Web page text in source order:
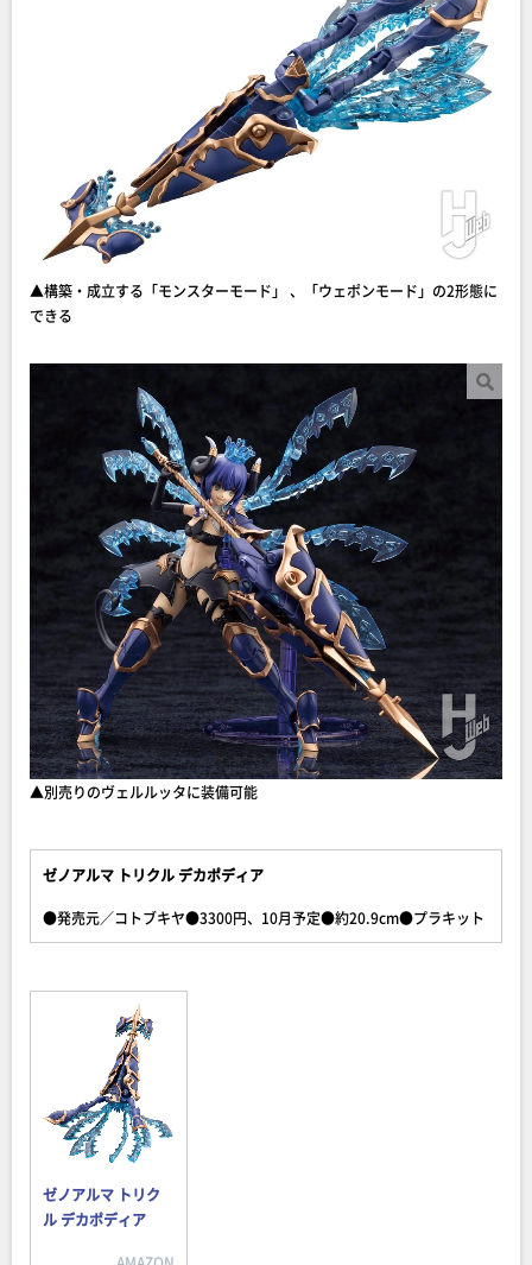
▲構築・成立する「モンスターモード」 、「ウェポンモード」の2形態に
できる
▲別売りのヴェルルッタに装備可能
ゼノアルマ トリクル デカポディア
●発売元／コトブキヤ●3300円、10月予定●約20.9cm●プラキット
ゼノアルマ トリク
ル デカポディア